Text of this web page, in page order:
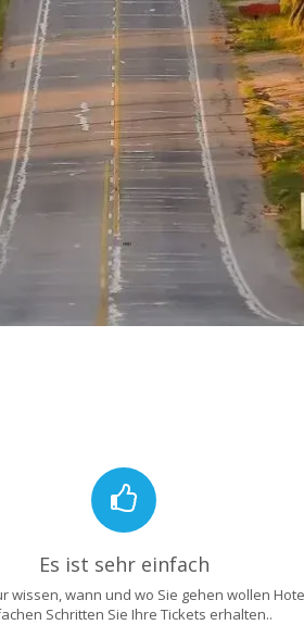
Es ist sehr einfach
wissen, wann und wo Sie gehen wollen
Schritten Sie Ihre Tickets erhalten..